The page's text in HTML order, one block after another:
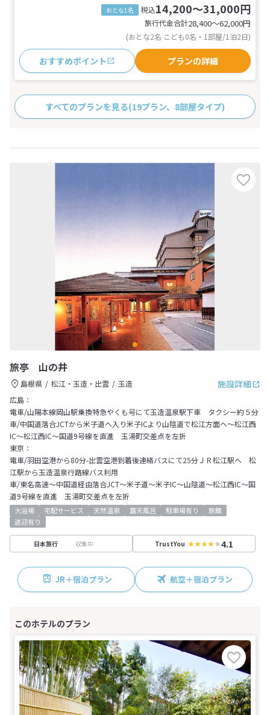
おとな1名 税込14,200～31,000円
旅行代金合計28,400〜62,000円
(おとな2名 こども0名・1部屋/1泊2日)
おすすめポイント プランの詳細
すべてのプランを見る(19プラン、8部屋タイプ)
旅亭 山の井
施設詳細
島根県 松江・玉造・出雲
玉造
広島：
電車/山陽本線岡山駅乗換特急やくも号にて玉造温泉駅下車 タクシー約５分
車/中国道落合JCTから米子道へ入り米子ICより山陰道で松江方面へ～松江西
IC～松江西IC～国道9号線を直進 玉湯町交差点を左折
東京：
電車/羽田空港から80分-出雲空港到着後連絡バスにて25分ＪＲ松江駅へ 松
江駅から玉造温泉行路線バス利用
車/東名高速～中国道経由落合JCT～米子道～米子IC～山陰道～松江西IC～国
道9号線を直進 玉湯町交差点を左折
大浴場 宅配サービス 天然温泉 露天風呂 駐車場有り
旅館
送迎有り
日本旅行 収集中 TrustYou 4.1
JR＋宿泊プラン 航空＋宿泊プラン